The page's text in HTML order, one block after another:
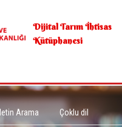
Dijital Tarım İhtisas
Kütüphanesi
Arama Çoklu dil